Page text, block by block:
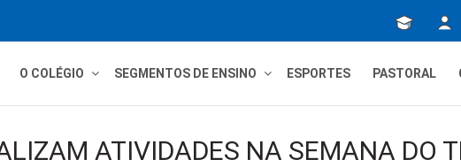
O COLÉGIO SEGMENTOS DE ENSINO ESPORTES PASTORAL
ATIVIDADES NA SEMANA DO